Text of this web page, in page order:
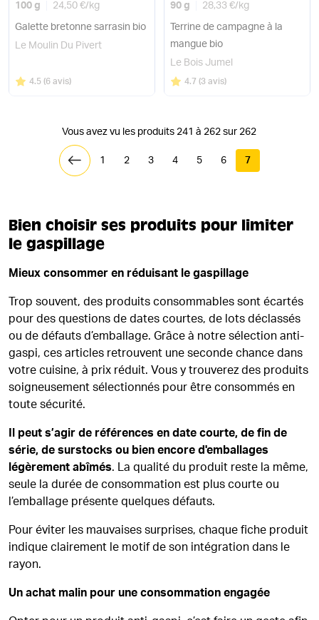
100 g 24,50 €/ kg
Galette bretonne sarrasin bio
Le Moulin Du Pivert
Note
4.5 sur 5
(6 avis)
90 g 28,33 €/ kg
Terrine de campagne à la
mangue bio
Le Bois Jumel
Note
4.7 sur 5
(3 avis)
Vous avez vu les produits 241 à 262 sur 262
1 2 3 4 5 6 7
Bien choisir ses produits pour limiter
le gaspillage
Mieux consommer en réduisant le gaspillage
Trop souvent, des produits consommables sont écartés
pour des questions de dates courtes, de lots déclassés
ou de défauts d’emballage. Grâce à notre sélection anti-
gaspi, ces articles retrouvent une seconde chance dans
votre cuisine, à prix réduit. Vous y trouverez des produits
soigneusement sélectionnés pour être consommés en
toute sécurité.
Il peut s’agir de références en date courte, de fin de
série, de surstocks ou bien encore d'emballages
légèrement abîmés. La qualité du produit reste la même,
seule la durée de consommation est plus courte ou
l’emballage présente quelques défauts.
Pour éviter les mauvaises surprises, chaque fiche produit
indique clairement le motif de son intégration dans le
rayon.
Un achat malin pour une consommation engagée